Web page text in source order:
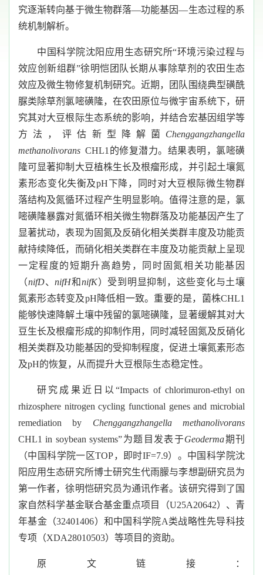
究逐渐转向基于微生物群落—功能基因—生态过程的系
统机制解析。
中国科学院沈阳应用生态研究所“环境污染过程与
效应创新组群”徐明恺团队长期从事除草剂的农田生态
效应及微生物修复机制研究。近期，团队围绕典型磺酰
脲类除草剂氯嘧磺隆，在农田原位与微宇宙系统下，研
究其对大豆根际生态系统的影响，并结合宏基因组学等
方法，评估新型降解菌 Chenggangzhangella
methanolivorans CHL1 的修复潜力。结果表明，氯嘧磺
隆可显著抑制大豆植株生长及根瘤形成，并引起土壤氮
素形态变化失衡及pH下降，同时对大豆根际微生物群
落结构及氮循环过程产生明显影响。值得注意的是，氯
嘧磺隆暴露对氮循环相关微生物群落及功能基因产生了
显著扰动，表现为固氮及反硝化相关类群丰度及功能贡
献持续降低，而硝化相关类群在丰度及功能贡献上呈现
一定程度的短期升高趋势，同时固氮相关功能基因
（nifD、nifH和nifK）受到明显抑制，这些变化与土壤
氮素形态转变及pH 降低相一致。重要的是，菌株CHL1
能够快速降解土壤中残留的氯嘧磺隆，显著缓解其对大
豆生长及根瘤形成的抑制作用，同时减轻固氮及反硝化
相关类群及功能基因的受抑制程度，促进土壤氮素形态
及pH的恢复，从而提升大豆根际生态稳定性。
研究成果近日以“Impacts of chlorimuron-ethyl on
rhizosphere nitrogen cycling functional genes and microbial
remediation by Chenggangzhangella methanolivorans
CHL1 in soybean systems”为题目发表于Geoderma期刊
（中国科学院一区TOP，即时IF=7.9）。中国科学院沈
阳应用生态研究所博士研究生代雨朦与李想副研究员为
第一作者，徐明恺研究员为通讯作者。该研究得到了国
家自然科学基金联合基金重点项目（U25A20642）、青
年基金（32401406）和中国科学院A类战略性先导科技
专项（XDA28010503）等项目的资助。
原文链接：